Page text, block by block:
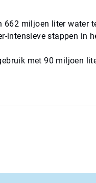
662 miljoen liter water
intensieve stappen in
met 90 miljoen